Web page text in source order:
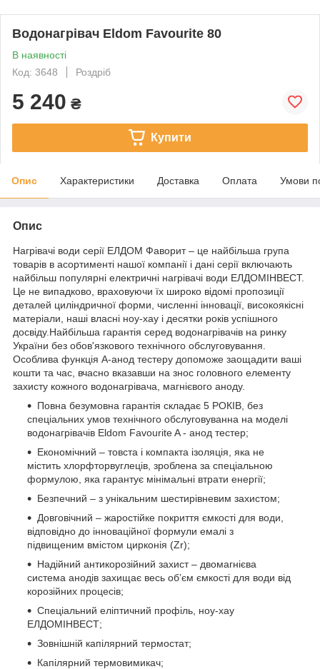
Водонагрівач Eldom Favourite 80
В наявності
Код: 3648
Роздріб
5 240 ₴
Купити
Опис Характеристики Доставка Оплата Умови
Опис
Нагрівачі води серії ЕЛДОМ Фаворит – це найбільша група
товарів в асортименті нашої компанії і дані серії включають
найбільш популярні електричні нагрівачі води ЕЛДОМІНВЕСТ.
Це не випадково, враховуючи їх широко відомі пропозиції
деталей циліндричної форми, численні інновації, високоякісні
матеріали, наші власні ноу-хау і десятки років успішного
досвіду.Найбільша гарантія серед водонагрівачів на ринку
України без обов'язкового технічного обслуговування.
Особлива функція А-анод тестеру допоможе заощадити ваші
кошти та час, вчасно вказавши на знос головного елементу
захисту кожного водонагрівача, магнієвого аноду.
Повна безумовна гарантія складає 5 РОКІВ, без
спеціальних умов технічного обслуговуванна на моделі
водонагрівачів Eldom Favourite A - анод тестер;
Економічний – товста і компакта ізоляція, яка не
містить хлорфторвуглеців, зроблена за спеціальною
формулою, яка гарантує мінімальні втрати енергії;
Безпечний – з унікальним шестирівневим захистом;
Довговічний – жаростійке покриття ємкості для води,
відповідно до інноваційної формули емалі з
підвищеним вмістом цирконія (Zr);
Надійний антикорозійний захист – двомагнієва
система анодів захищає весь об’єм ємкості для води від
корозійних процесів;
Спеціальний еліптичний профіль, ноу-хау
ЕЛДОМІНВЕСТ;
Зовнішній капілярний термостат;
Капілярний термовимикач;